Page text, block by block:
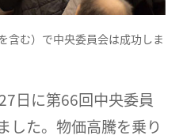
む）で中央委員会は成功しま
日に第66回中央委員
した。物価高騰を乗り